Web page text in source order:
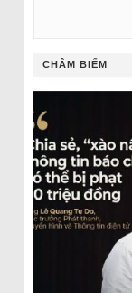
CHÂM BIẾM